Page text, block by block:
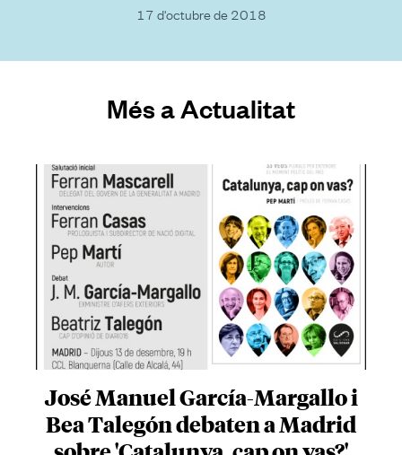
17 d'octubre de 2018
Més a Actualitat
José Manuel García-Margallo i
Bea Talegón debaten a Madrid